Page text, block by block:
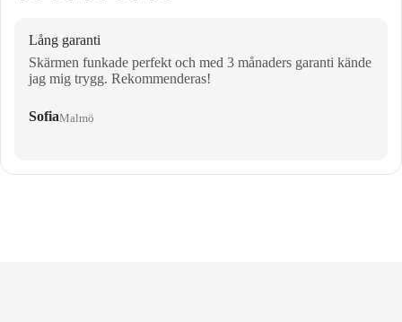
Lång garanti
Skärmen funkade perfekt och med 3 månaders garanti kände
jag mig trygg. Rekommenderas!
SofiaMalmö